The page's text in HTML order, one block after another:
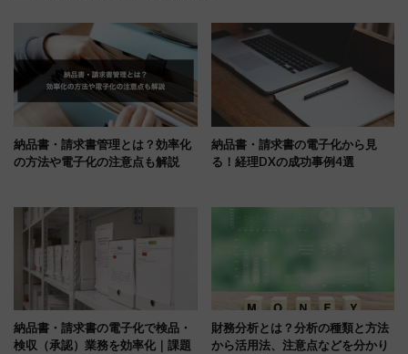
納品書・請求書管理とは？効率化
の方法や電子化の注意点も解説
納品書・請求書の電子化から見
る！経理DXの成功事例4選
納品書・請求書の電子化で検品・
検収（承認）業務を効率化｜課題
財務分析とは？分析の種類と方法
から活用法、注意点などを分かり